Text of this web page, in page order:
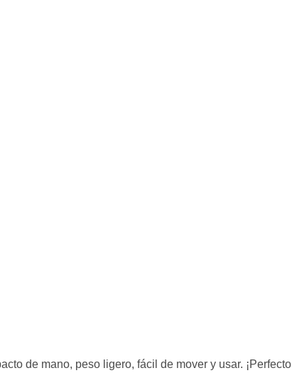
de mano, peso ligero, fácil de mover y usar. ¡Perfecto